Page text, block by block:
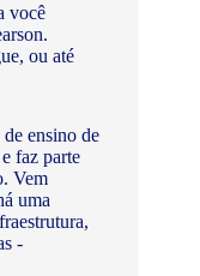
você
ou até
ensino de
faz parte
Vem
uma
-